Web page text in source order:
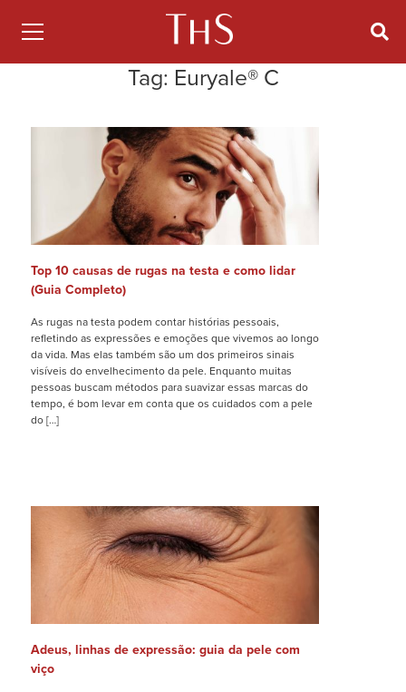
Tag: Euryale® C
Top 10 causas de rugas na testa e como lidar
(Guia Completo)
As rugas na testa podem contar histórias pessoais,
refletindo as expressões e emoções que vivemos ao longo
da vida. Mas elas também são um dos primeiros sinais
visíveis do envelhecimento da pele. Enquanto muitas
pessoas buscam métodos para suavizar essas marcas do
tempo, é bom levar em conta que os cuidados com a pele
do […]
Adeus, linhas de expressão: guia da pele com
viço